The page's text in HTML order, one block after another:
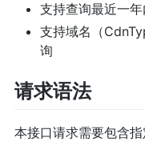
支持查询最近一
支持域名（
询
请求语法
本接口请求需要包含